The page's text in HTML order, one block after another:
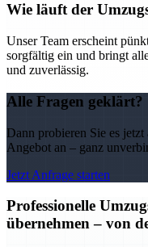
Wie läuft der
Unser Team erscheint
sorgfältig ein und bringt
und zuverlässig.
Alle Fragen geklärt?
Dann probieren Sie es
Angebot an – ganz
Jetzt Anfrage starten
Professionelle
übernehmen – von